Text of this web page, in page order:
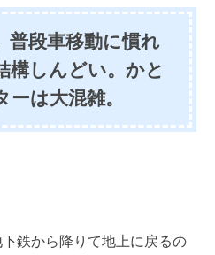
段車移動に慣れ
構しんどい。かと
は大混雑。
鉄から降りて地上に戻るの